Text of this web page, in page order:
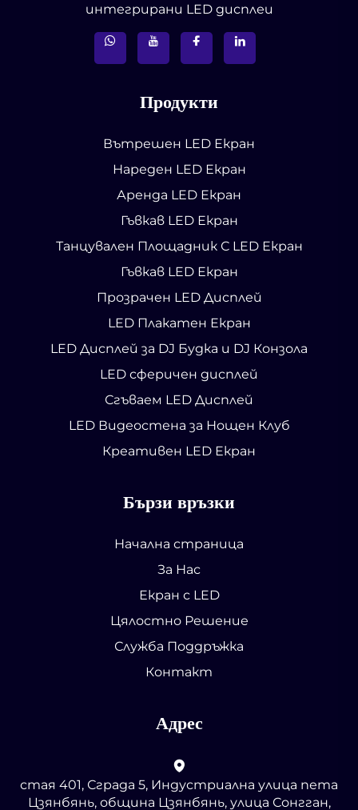
интегрирани LED дисплеи
Продукти
Вътрешен LED Екран
Нареден LED Екран
Аренда LED Екран
Гъвкав LED Екран
Танцувален Площадник С LED Екран
Гъвкав LED Екран
Прозрачен LED Дисплей
LED Плакатен Екран
LED Дисплей за DJ Будка и DJ Конзола
LED сферичен дисплей
Сгъваем LED Дисплей
LED Видеостена за Нощен Клуб
Креативен LED Екран
Бързи връзки
Начална страница
За Нас
Екран с LED
Цялостно Решение
Служба Поддръжка
Контакт
Адрес
стая 401, Сграда 5, Индустриална улица пета
Цзянбянь, община Цзянбянь, улица Сонгган,